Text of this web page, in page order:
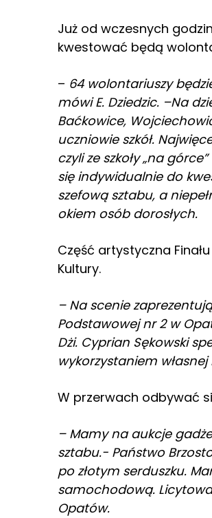
Już od wczesnych
kwestować będą
– 64 wolontariuszy
mówi E. Dziedzic. –Na
Baćkowice,
uczniowie szkół.
czyli ze szkoły „na
się indywidualnie do
szefową sztabu, a
okiem osób dorosłych.
Część artystyczna
Kultury.
– Na scenie
Podstawowej nr 2 w
Dżi. Cyprian Sękowski
wykorzystaniem własnej
W przerwach odbywać
– Mamy na aukcje
sztabu.- Państwo
po złotym serduszku.
samochodową.
Opatów.